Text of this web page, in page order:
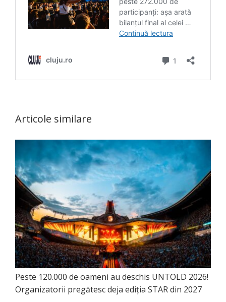
Articole similare
Peste 120.000 de oameni au deschis UNTOLD 2026!
Organizatorii pregătesc deja ediția STAR din 2027